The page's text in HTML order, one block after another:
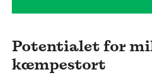
Potentialet for
kæmpestort